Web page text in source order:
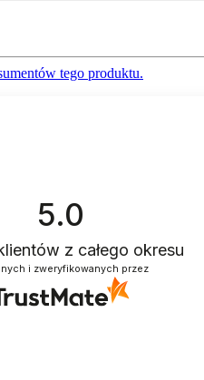
tego produktu.
5.0
z całego okresu
i zweryfikowanych przez